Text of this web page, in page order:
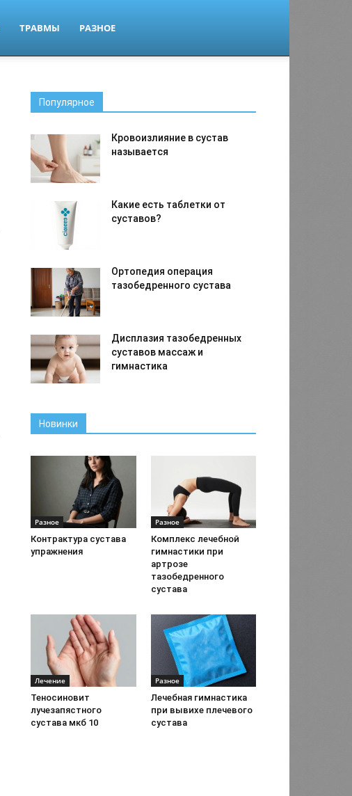
ТРАВМЫ РАЗНОЕ
Популярное
Кровоизлияние в сустав
называется
Какие есть таблетки от
суставов?
Ортопедия операция
тазобедренного сустава
Дисплазия тазобедренных
суставов массаж и
гимнастика
Новинки
Разное
Контрактура сустава
упражнения
Разное
Комплекс лечебной
гимнастики при
артрозе
тазобедренного
сустава
Лечение
Теносиновит
лучезапястного
сустава мкб 10
Разное
Лечебная гимнастика
при вывихе плечевого
сустава